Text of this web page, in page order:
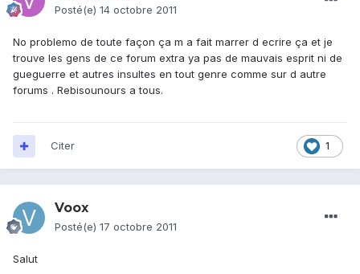
Posté(e) 14 octobre 2011
No problemo de toute façon ça m a fait marrer d ecrire ça et je
trouve les gens de ce forum extra ya pas de mauvais esprit ni de
gueguerre et autres insultes en tout genre comme sur d autre
forums . Rebisounours a tous.
1
Citer
Voox
Posté(e) 17 octobre 2011
Salut